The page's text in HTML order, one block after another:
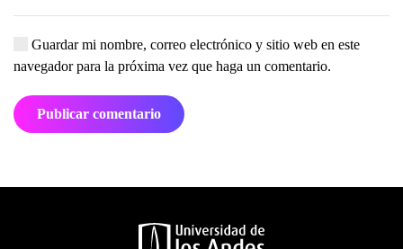
Guardar mi nombre, correo electrónico y sitio web en este
navegador para la próxima vez que haga un comentario.
Publicar comentario